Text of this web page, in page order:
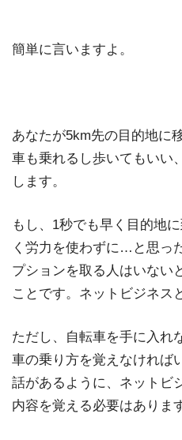
簡単に言いますよ。
あなたが5km先の目的地に
車も乗れるし歩いてもいい
します。
もし、1秒でも早く目的地
く労力を使わずに…と思っ
プションを取る人はいない
ことです。ネットビジネス
ただし、自転車を手に入れ
車の乗り方を覚えなければ
話があるように、ネットビ
内容を覚える必要はありま